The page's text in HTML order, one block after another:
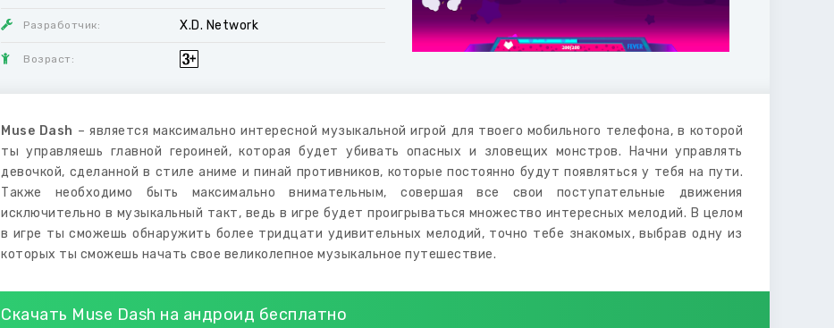
Разработчик: X.D. Network
Возраст:
Muse Dash – является максимально интересной музыкальной игрой для твоего мобильного телефона, в которой
ты управляешь главной героиней, которая будет убивать опасных и зловещих монстров. Начни управлять
девочкой, сделанной в стиле аниме и пинай противников, которые постоянно будут появляться у тебя на пути.
Также необходимо быть максимально внимательным, совершая все свои поступательные движения
исключительно в музыкальный такт, ведь в игре будет проигрываться множество интересных мелодий. В целом
в игре ты сможешь обнаружить более тридцати удивительных мелодий, точно тебе знакомых, выбрав одну из
которых ты сможешь начать свое великолепное музыкальное путешествие.
Скачать Muse Dash на андроид бесплатно